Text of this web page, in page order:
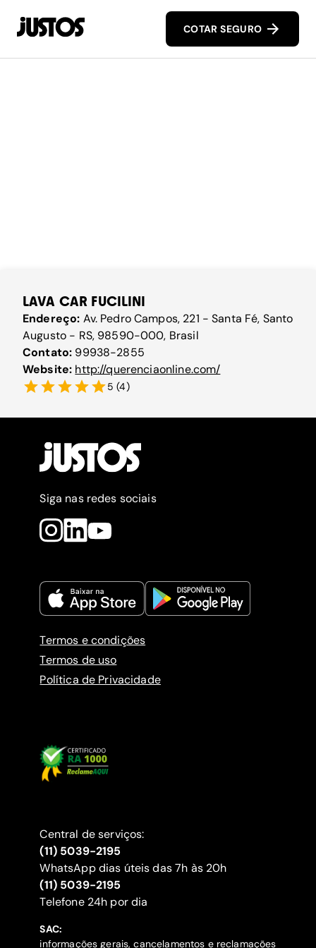
COTAR SEGURO
LAVA CAR FUCILINI
Endereço: Av. Pedro Campos, 221 - Santa Fé, Santo
Augusto - RS, 98590-000, Brasil
Contato: 99938-2855
Website: http://querenciaonline.com/
5 (4)
Siga nas redes sociais
Termos e condições
Termos de uso
Política de Privacidade
Central de serviços:
(11) 5039-2195
WhatsApp dias úteis das 7h às 20h
(11) 5039-2195
‍Telefone 24h por dia
SAC:
informações gerais, cancelamentos e reclamações